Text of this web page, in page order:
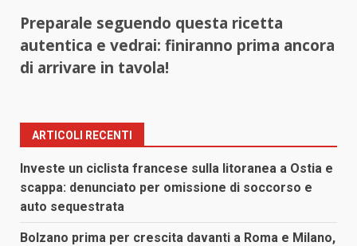
Preparale seguendo questa ricetta
autentica e vedrai: finiranno prima ancora
di arrivare in tavola!
ARTICOLI RECENTI
Investe un ciclista francese sulla litoranea a Ostia e
scappa: denunciato per omissione di soccorso e
auto sequestrata
Bolzano prima per crescita davanti a Roma e Milano,